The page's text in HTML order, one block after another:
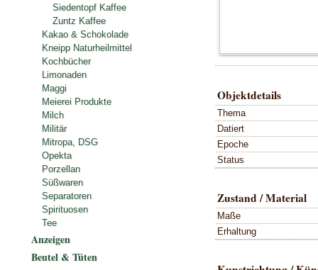
Objektdetails
Thema
Datiert
Epoche
Status
Zustand / Material
Maße
Erhaltung
Siedentopf Kaffee
Zuntz Kaffee
Kakao & Schokolade
Kneipp Naturheilmittel
Kochbücher
Limonaden
Maggi
Meierei Produkte
Milch
Militär
Mitropa, DSG
Opekta
Porzellan
Süßwaren
Separatoren
Spirituosen
Tee
Anzeigen
Beutel & Tüten